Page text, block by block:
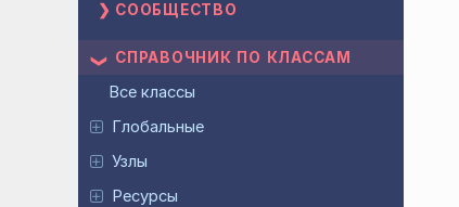
СООБЩЕСТВО
СПРАВОЧНИК ПО КЛАССАМ
Все классы
Глобальные
Узлы
Ресурсы